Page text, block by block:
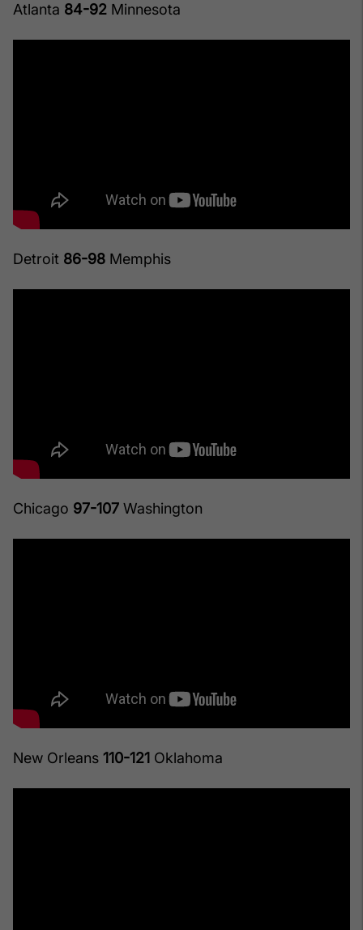
Atlanta 84-92 Minnesota
Detroit 86-98 Memphis
Chicago 97-107 Washington
New Orleans 110-121 Oklahoma